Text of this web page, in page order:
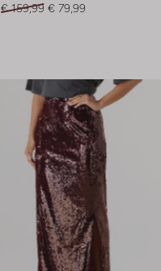
€ 159,99 € 79,99